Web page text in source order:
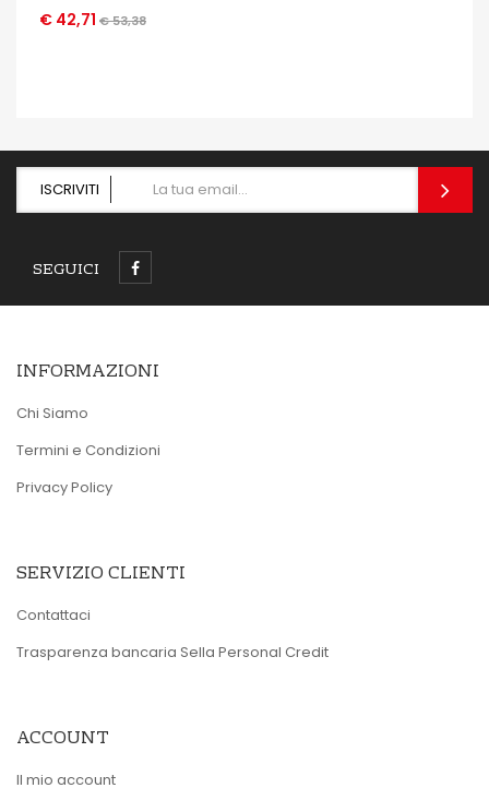
€ 42,71 € 53,38
OCCHIATA VELOCE
ISCRIVITI
SEGUICI
INFORMAZIONI
Chi Siamo
Termini e Condizioni
Privacy Policy
SERVIZIO CLIENTI
Contattaci
Trasparenza bancaria Sella Personal Credit
ACCOUNT
Il mio account